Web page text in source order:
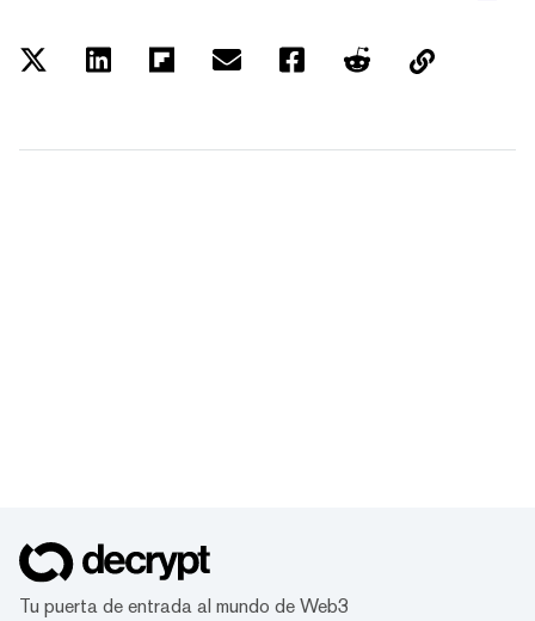
Tu puerta de entrada al mundo de Web3